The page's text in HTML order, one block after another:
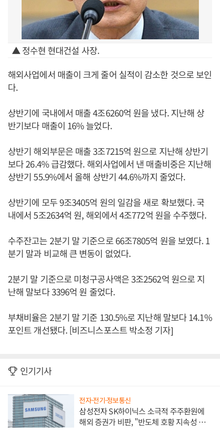
▲ 정수현 현대건설 사장.
해외사업에서 매출이 크게 줄어 실적이 감소한 것으로 보인
다.
상반기에 국내에서 매출 4조6260억 원을 냈다. 지난해 상
반기보다 매출이 16% 늘었다.
상반기 해외부문은 매출 3조7215억 원으로 지난해 상반기
보다 26.4% 급감했다. 해외사업에서 낸 매출비중은 지난해
상반기 55.9%에서 올해 상반기 44.6%까지 줄었다.
상반기에 모두 9조3405억 원의 일감을 새로 확보했다. 국
내에서 5조2634억 원, 해외에서 4조772억 원을 수주했다.
수주잔고는 2분기 말 기준으로 66조7805억 원을 보였다. 1
분기 말과 비교해 큰 변동이 없었다.
2분기 말 기준으로 미청구공사액은 3조2562억 원으로 지
난해 말보다 3396억 원 줄었다.
부채비율은 2분기 말 기준 130.5%로 지난해 말보다 14.1%
포인트 개선됐다. [비즈니스포스트 박소정 기자]
인기기사
전자·전기·정보통신
삼성전자 SK하이닉스 소극적 주주환원에
해외 증권가 비판, "반도체 호황 지속성 의